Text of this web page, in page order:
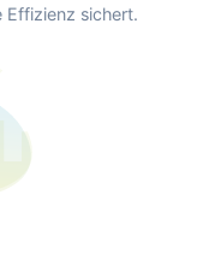
Effizienz sichert.